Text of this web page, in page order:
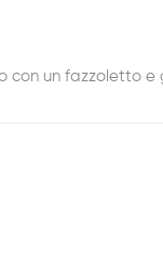
un fazzoletto